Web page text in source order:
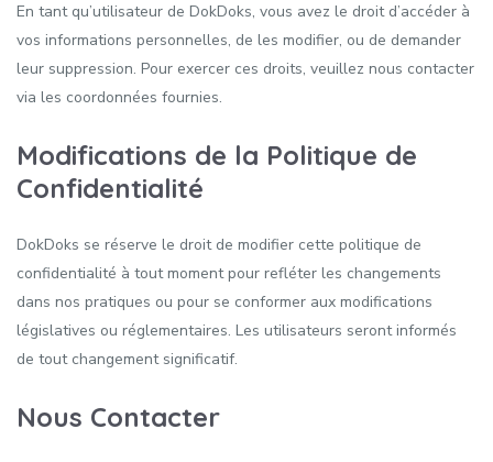
En tant qu’utilisateur de DokDoks, vous avez le droit d’accéder à
vos informations personnelles, de les modifier, ou de demander
leur suppression. Pour exercer ces droits, veuillez nous contacter
via les coordonnées fournies.
Modifications de la Politique de
Confidentialité
DokDoks se réserve le droit de modifier cette politique de
confidentialité à tout moment pour refléter les changements
dans nos pratiques ou pour se conformer aux modifications
législatives ou réglementaires. Les utilisateurs seront informés
de tout changement significatif.
Nous Contacter